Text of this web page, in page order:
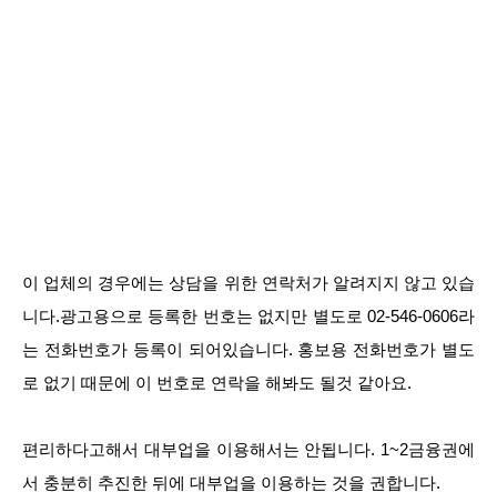
이 업체의 경우에는 상담을 위한 연락처가 알려지지 않고 있습
니다.광고용으로 등록한 번호는 없지만 별도로 02-546-0606라
는 전화번호가 등록이 되어있습니다. 홍보용 전화번호가 별도
로 없기 때문에 이 번호로 연락을 해봐도 될것 같아요.
편리하다고해서 대부업을 이용해서는 안됩니다. 1~2금융권에
서 충분히 추진한 뒤에 대부업을 이용하는 것을 권합니다.